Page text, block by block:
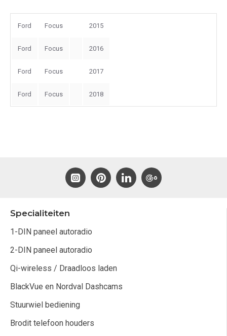
Ford Focus 2015
Ford Focus 2016
Ford Focus 2017
Ford Focus 2018
Specialiteiten
1-DIN paneel autoradio
2-DIN paneel autoradio
Qi-wireless / Draadloos laden
BlackVue en Nordval Dashcams
Stuurwiel bediening
Brodit telefoon houders